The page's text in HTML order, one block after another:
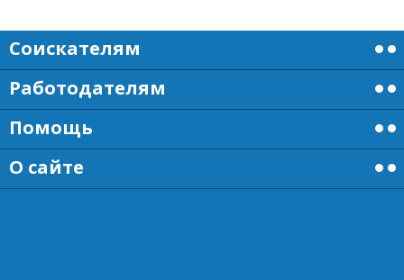
Соискателям
Работодателям
Помощь
О сайте